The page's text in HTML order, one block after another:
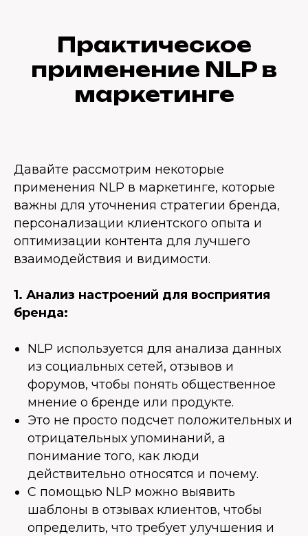
Практическое
применение NLP в
маркетинге
Давайте рассмотрим некоторые
применения NLP в маркетинге, которые
важны для уточнения стратегии бренда,
персонализации клиентского опыта и
оптимизации контента для лучшего
взаимодействия и видимости.
1. Анализ настроений для восприятия
бренда:
NLP используется для анализа данных
из социальных сетей, отзывов и
форумов, чтобы понять общественное
мнение о бренде или продукте.
Это не просто подсчет положительных и
отрицательных упоминаний, а
понимание того, как люди
действительно относятся и почему.
С помощью NLP можно выявить
шаблоны в отзывах клиентов, чтобы
определить, что требует улучшения и